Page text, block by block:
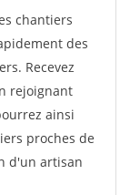
chantiers
des
Recevez
rejoignant
ainsi
proches de
d'un artisan